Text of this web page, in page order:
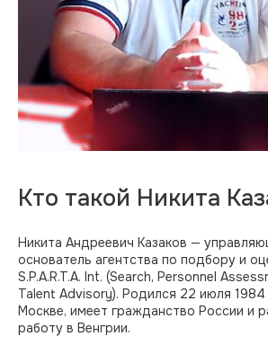
Кто такой Никита
Никита Андреевич Казаков —
основатель агентства по подбору и
S.P.A.R.T.A. Int. (Search, Personnel
Talent Advisory). Родился 22 июля
Москве, имеет гражданство России и
работу в Венгрии.